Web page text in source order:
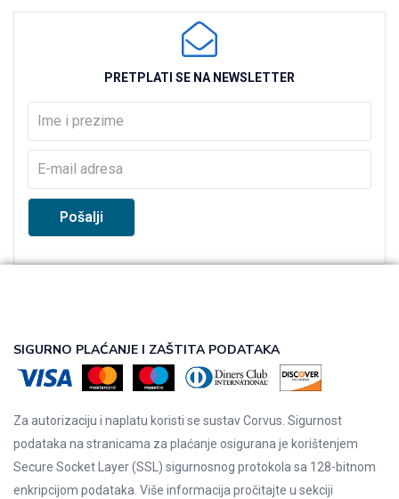
PRETPLATI SE NA NEWSLETTER
SIGURNO PLAĆANJE I ZAŠTITA PODATAKA
Za autorizaciju i naplatu koristi se sustav Corvus. Sigurnost
podataka na stranicama za plaćanje osigurana je korištenjem
Secure Socket Layer (SSL) sigurnosnog protokola sa 128-bitnom
enkripcijom podataka. Više informacija pročitajte u sekciji